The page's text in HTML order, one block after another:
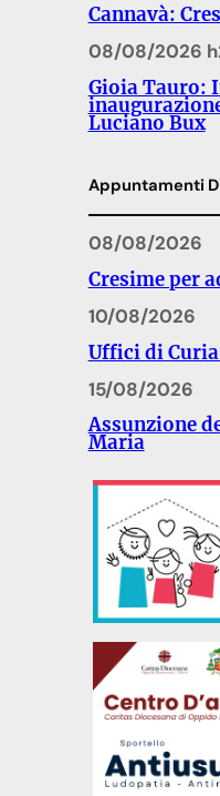
Cannavà:
08/08/2026
Gioia Tauro:
Luciano Bux
Appuntamenti
08/08/2026
Cresime per
10/08/2026
Uffici di
15/08/2026
Assunzione
Maria